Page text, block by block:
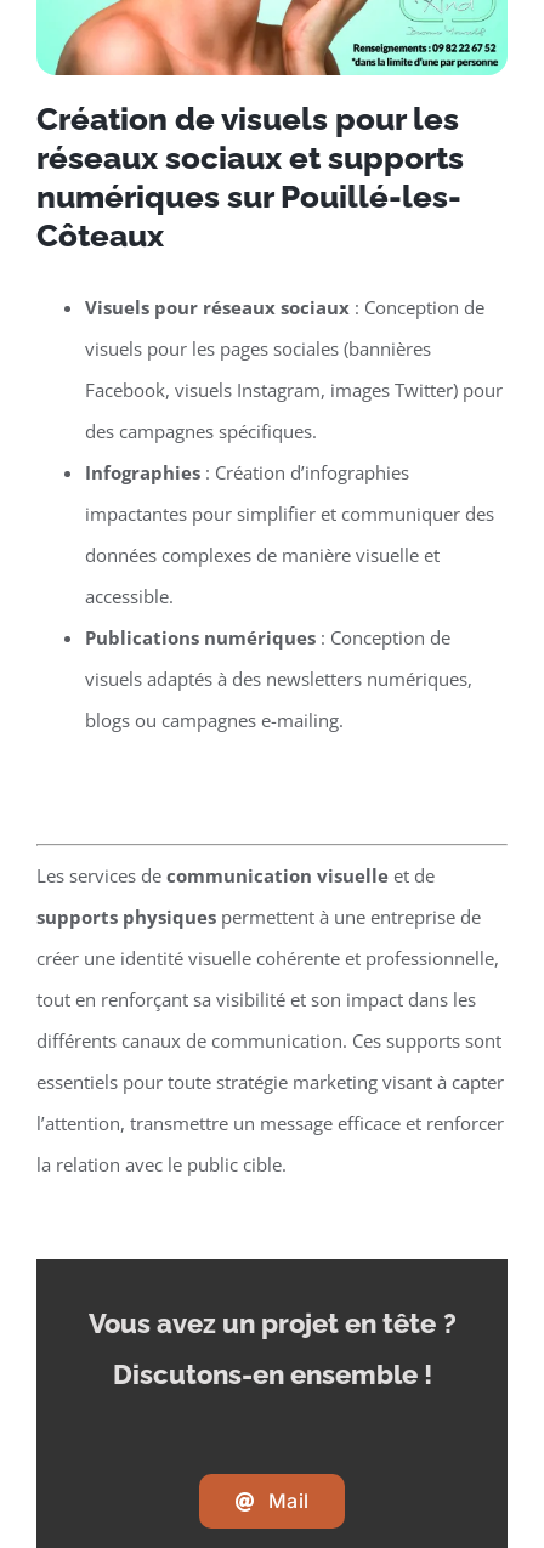
Création de visuels pour les
réseaux sociaux et supports
numériques sur Pouillé-les-
Côteaux
Visuels pour réseaux sociaux: Conception de
visuels pour les pages sociales (bannières
Facebook, visuels Instagram, images Twitter) pour
des campagnes spécifiques.
Infographies: Création d’infographies
impactantes pour simplifier et communiquer des
données complexes de manière visuelle et
accessible.
Publications numériques: Conception de
visuels adaptés à des newsletters numériques,
blogs ou campagnes e-mailing.
Les services de communication visuelleet de
supports physiquespermettent à une entreprise de
créer une identité visuelle cohérente et professionnelle,
tout en renforçant sa visibilité et son impact dans les
différents canaux de communication. Ces supports sont
essentiels pour toute stratégie marketing visant à capter
l’attention, transmettre un message efficace et renforcer
la relation avec le public cible.
Vous avez un projet en tête ?
Discutons-en ensemble !
Mail